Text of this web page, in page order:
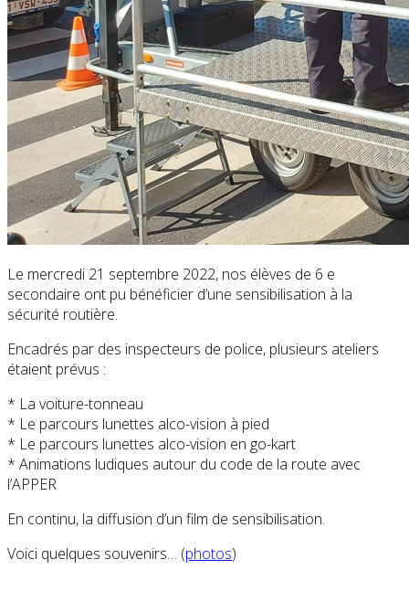
Le mercredi 21 septembre 2022, nos élèves de 6 e
secondaire ont pu bénéficier d’une sensibilisation à la
sécurité routière.
Encadrés par des inspecteurs de police, plusieurs ateliers
étaient prévus :
* La voiture-tonneau
* Le parcours lunettes alco-vision à pied
* Le parcours lunettes alco-vision en go-kart
* Animations ludiques autour du code de la route avec
l’APPER
En continu, la diffusion d’un film de sensibilisation.
Voici quelques souvenirs… (photos)